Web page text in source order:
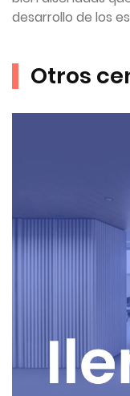
desarrollo de los
Otros